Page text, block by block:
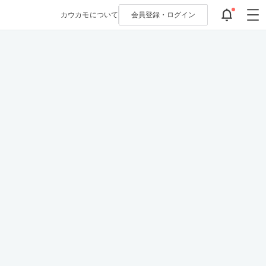
カウカモについて 会員登録・ ログイン